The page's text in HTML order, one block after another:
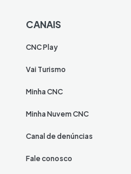
CANAIS
CNC Play
Vai Turismo
Minha CNC
Minha Nuvem CNC
Canal de denúncias
Fale conosco